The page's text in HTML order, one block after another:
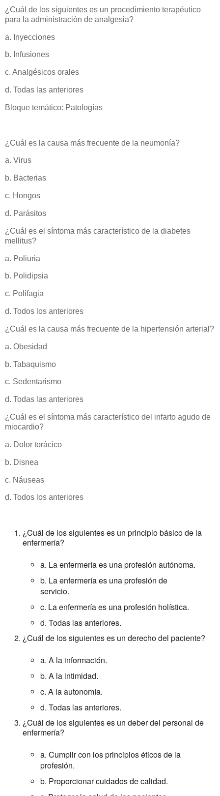
¿Cuál de los siguientes es un procedimiento terapéutico
para la administración de analgesia?
a. Inyecciones
b. Infusiones
c. Analgésicos orales
d. Todas las anteriores
Bloque temático: Patologías
¿Cuál es la causa más frecuente de la neumonía?
a. Virus
b. Bacterias
c. Hongos
d. Parásitos
¿Cuál es el síntoma más característico de la diabetes
mellitus?
a. Poliuria
b. Polidipsia
c. Polifagia
d. Todos los anteriores
¿Cuál es la causa más frecuente de la hipertensión arterial?
a. Obesidad
b. Tabaquismo
c. Sedentarismo
d. Todas las anteriores
¿Cuál es el síntoma más característico del infarto agudo de
miocardio?
a. Dolor torácico
b. Disnea
c. Náuseas
d. Todos los anteriores
¿Cuál de los siguientes es un principio básico de la
enfermería?
a. La enfermería es una profesión autónoma.
b. La enfermería es una profesión de
servicio.
c. La enfermería es una profesión holística.
d. Todas las anteriores.
¿Cuál de los siguientes es un derecho del paciente?
a. A la información.
b. A la intimidad.
c. A la autonomía.
d. Todas las anteriores.
¿Cuál de los siguientes es un deber del personal de
enfermería?
a. Cumplir con los principios éticos de la
profesión.
b. Proporcionar cuidados de calidad.